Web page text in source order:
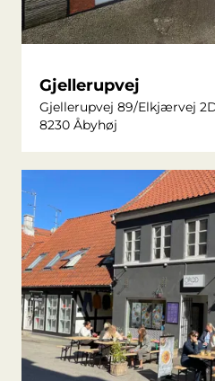
Gjellerupvej
Gjellerupvej 89/Elkjærvej
8230 Åbyhøj